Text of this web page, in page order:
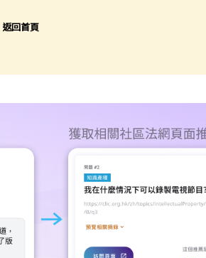
返回首頁